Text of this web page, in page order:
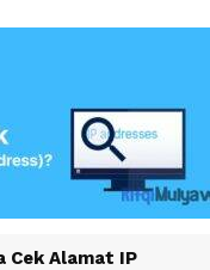
Cek Alamat IP